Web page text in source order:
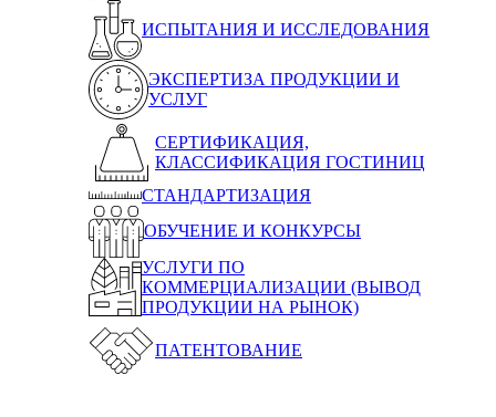
ИСПЫТАНИЯ И ИССЛЕДОВАНИЯ
ЭКСПЕРТИЗА ПРОДУКЦИИ И
УСЛУГ
СЕРТИФИКАЦИЯ,
КЛАССИФИКАЦИЯ ГОСТИНИЦ
СТАНДАРТИЗАЦИЯ
ОБУЧЕНИЕ И КОНКУРСЫ
УСЛУГИ ПО
КОММЕРЦИАЛИЗАЦИИ (ВЫВОД
ПРОДУКЦИИ НА РЫНОК)
ПАТЕНТОВАНИЕ